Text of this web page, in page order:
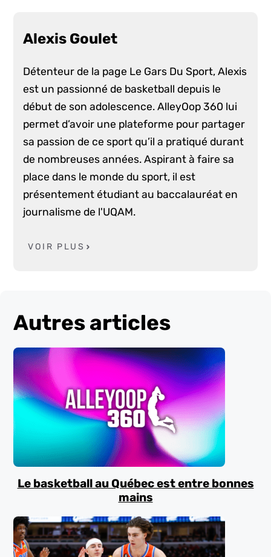
Alexis Goulet
Détenteur de la page Le Gars Du Sport, Alexis
est un passionné de basketball depuis le
début de son adolescence. AlleyOop 360 lui
permet d’avoir une plateforme pour partager
sa passion de ce sport qu’il a pratiqué durant
de nombreuses années. Aspirant à faire sa
place dans le monde du sport, il est
présentement étudiant au baccalauréat en
journalisme de l'UQAM.
VOIR PLUS
Autres articles
Le basketball au Québec est entre bonnes
mains